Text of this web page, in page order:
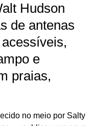
Hudson
de antenas
e
praias,
no meio por Salty